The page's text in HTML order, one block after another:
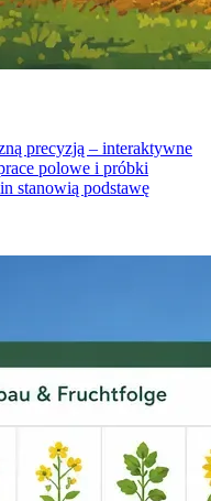
precyzją – interaktywne
polowe i próbki
stanowią podstawę